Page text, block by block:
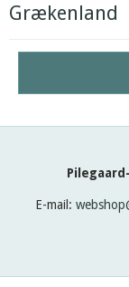
Grækenland
E-mail :